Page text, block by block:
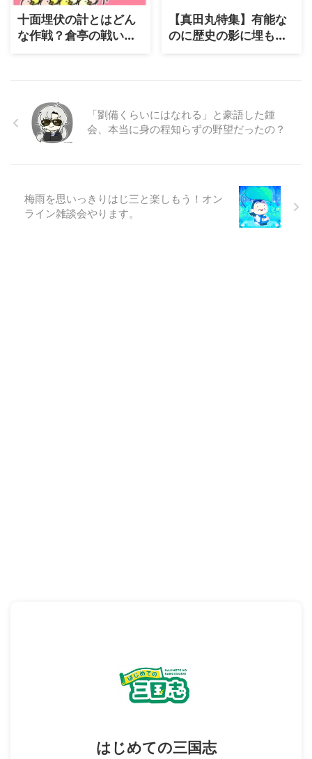
十面埋伏の計とはどん
な作戦？倉亭の戦いで
程昱が発案した最強の
【真田丸特集】有能な
のに歴史の影に埋もれ
てしまった真田信之と
「劉備くらいにはなれる」と豪語した鍾
会、本当に身の程知らずの野望だったの？
梅雨を思いっきりはじ三と楽しもう！オン
ライン雑談会やります。
はじめての三国志